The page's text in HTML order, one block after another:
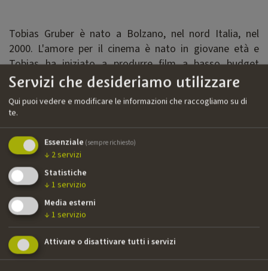
Tobias Gruber è nato a Bolzano, nel nord Italia, nel
2000. L'amore per il cinema è nato in giovane età e
Tobias ha iniziato a produrre film a basso budget
insieme ad alcuni amici al liceo. Nel 2018 ha co-fondato
la sua casa di produzione, TGM Media Group. Nel 2022
Tobias produce principalmente spot pubblicitari, ma
prodotto due cortometraggi e un episodio pilota per
una mini-serie.
Nazionalità
Italiana
Email
tobias@sandgrain.film
Servizi che desideriamo utilizzare
Qui puoi vedere e modificare le informazioni che raccogliamo su di
te.
Essenziale (sempre richiesto)
↓ 2 servizi
Statistiche
↓ 1 servizio
Media esterni
↓ 1 servizio
Attivare o disattivare tutti i servizi